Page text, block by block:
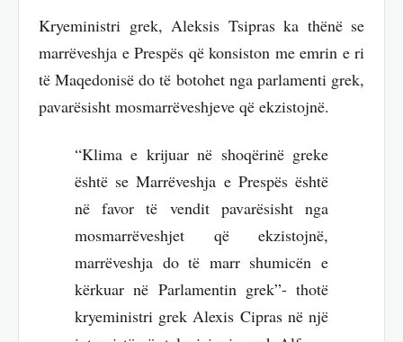
Kryeministri grek, Aleksis Tsipras ka thënë se
marrëveshja e Prespës që konsiston me emrin e ri
të Maqedonisë do të botohet nga parlamenti grek,
pavarësisht mosmarrëveshjeve që ekzistojnë.
“Klima e krijuar në shoqërinë greke
është se Marrëveshja e Prespës është
në favor të vendit pavarësisht nga
mosmarrëveshjet që ekzistojnë,
marrëveshja do të marr shumicën e
kërkuar në Parlamentin grek”- thotë
kryeministri grek Alexis Cipras në një